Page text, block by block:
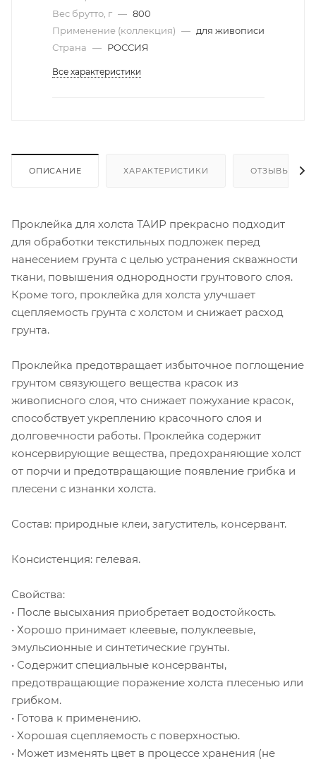
Вес брутто, г — 800
Применение (коллекция) — для живописи
Страна — РОССИЯ
Все характеристики
ОПИСАНИЕ ХАРАКТЕРИСТИКИ ОТЗЫВЫ
Проклейка для холста ТАИР прекрасно подходит
для обработки текстильных подложек перед
нанесением грунта с целью устранения скважности
ткани, повышения однородности грунтового слоя.
Кроме того, проклейка для холста улучшает
сцепляемость грунта с холстом и снижает расход
грунта.
Проклейка предотвращает избыточное поглощение
грунтом связующего вещества красок из
живописного слоя, что снижает пожухание красок,
способствует укреплению красочного слоя и
долговечности работы. Проклейка содержит
консервирующие вещества, предохраняющие холст
от порчи и предотвращающие появление грибка и
плесени с изнанки холста.
Состав: природные клеи, загуститель, консервант.
Консистенция: гелевая.
Свойства:
• После высыхания приобретает водостойкость.
• Хорошо принимает клеевые, полуклеевые,
эмульсионные и синтетические грунты.
• Содержит специальные консерванты,
предотвращающие поражение холста плесенью или
грибком.
• Готова к применению.
• Хорошая сцепляемость с поверхностью.
• Может изменять цвет в процессе хранения (не